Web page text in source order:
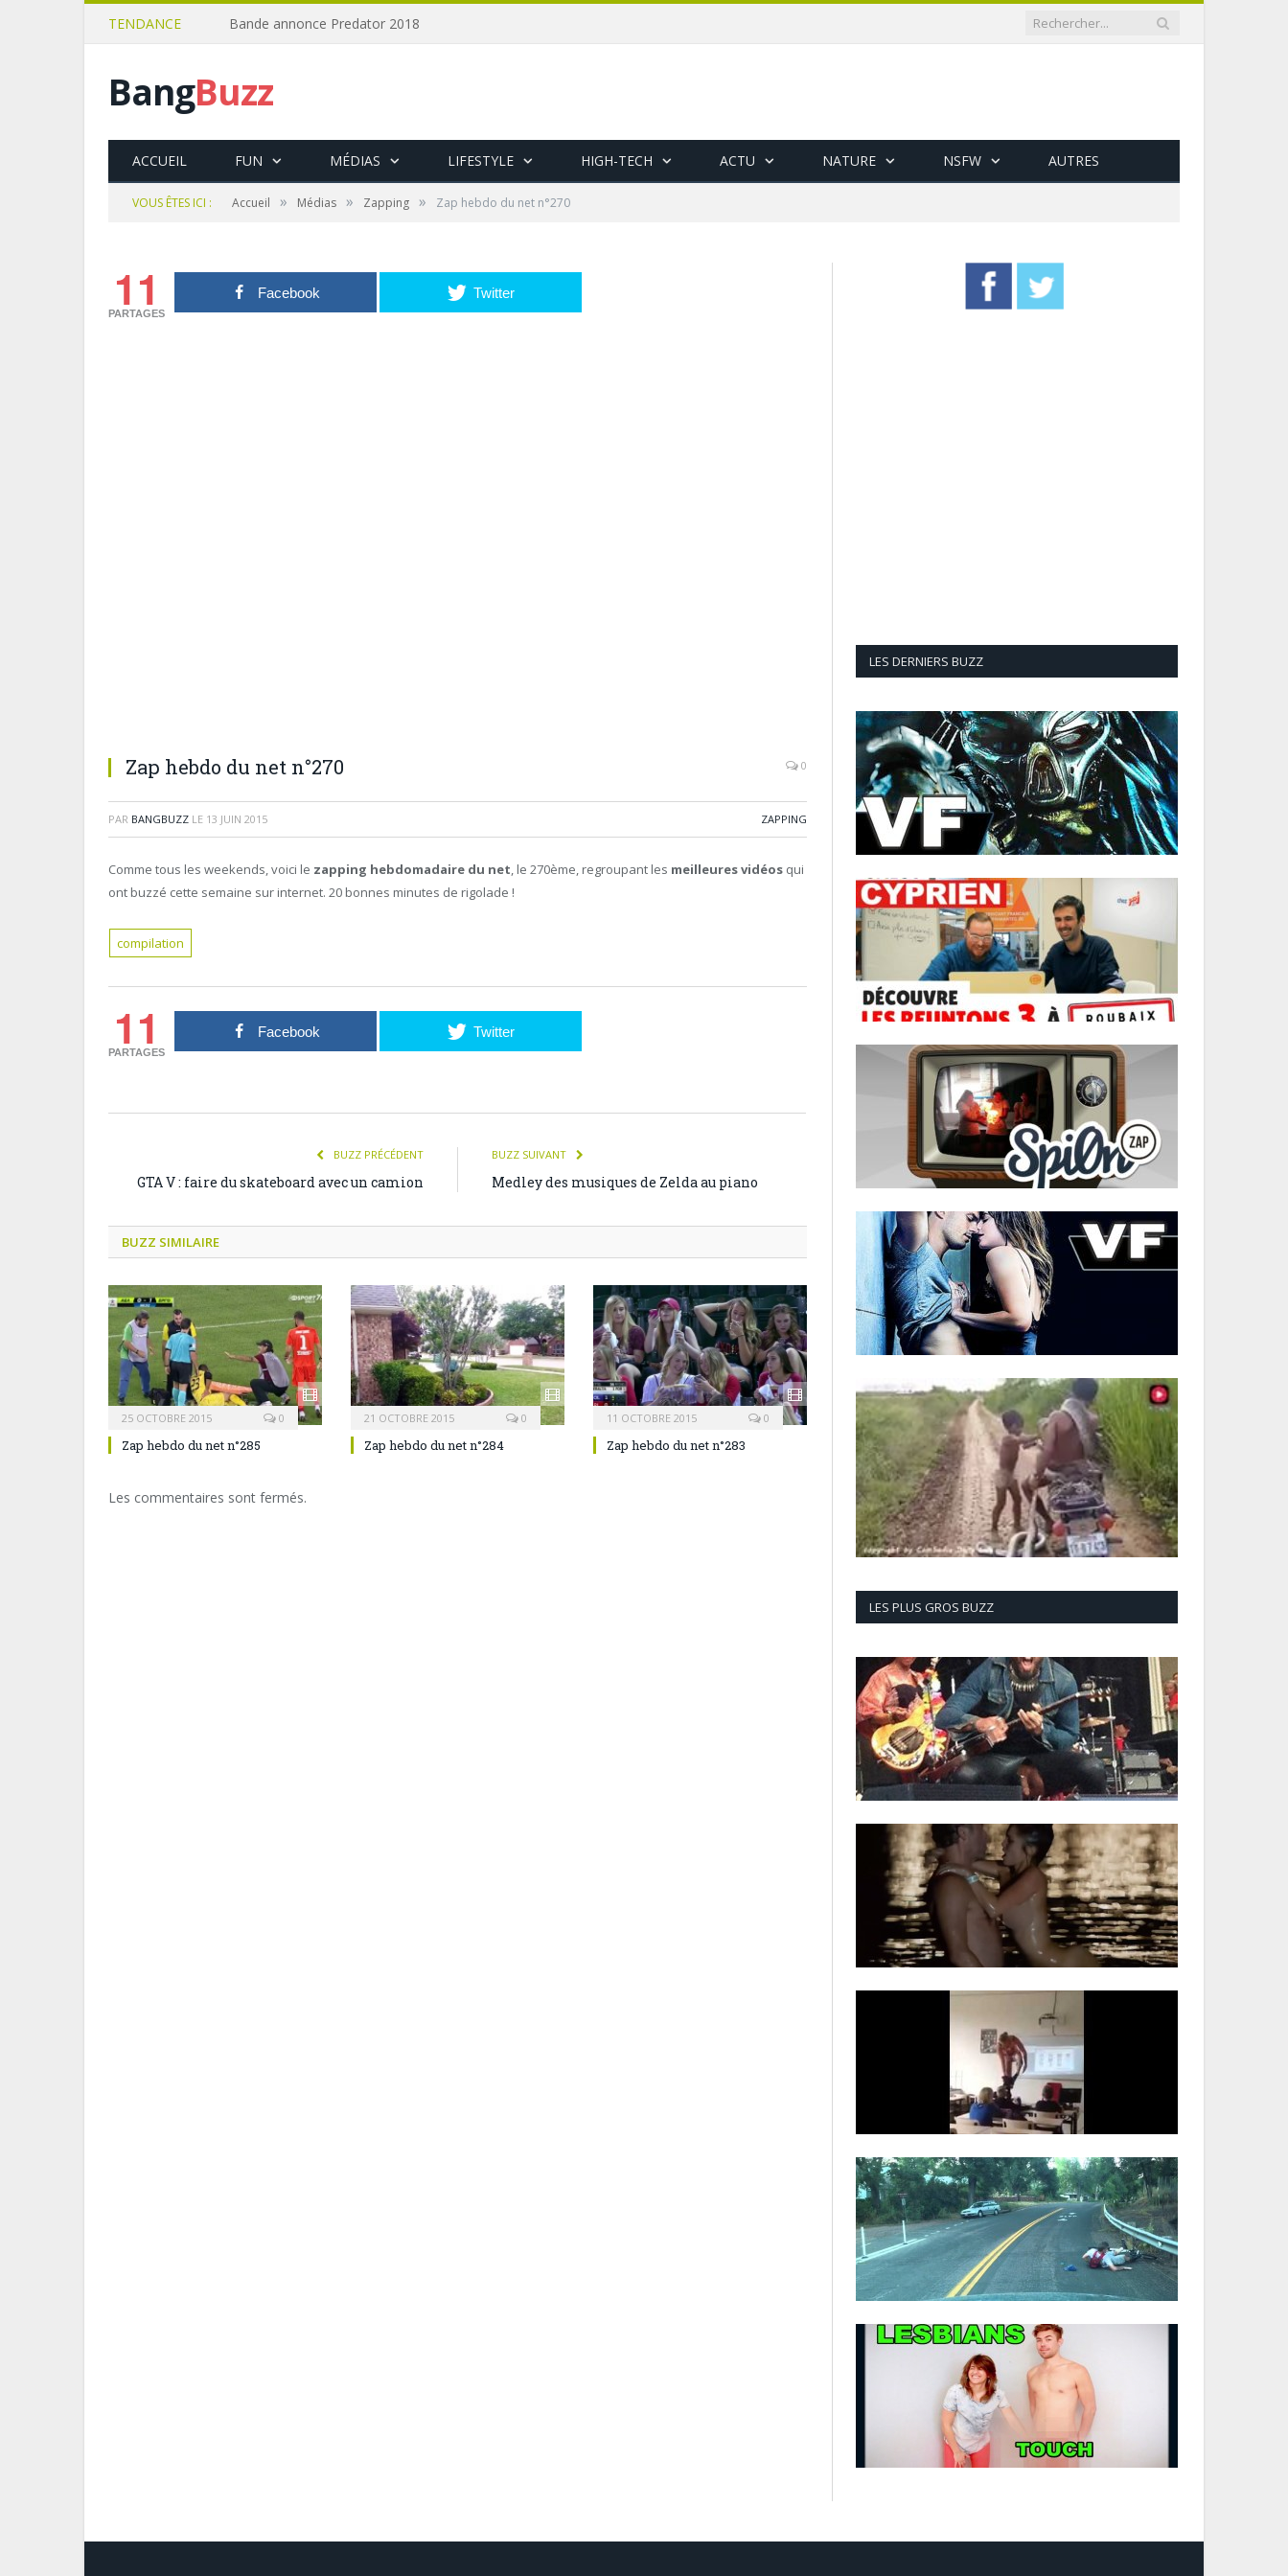
TENDANCE Bande annonce Predator 2018
BangBuzz
ACCUEIL FUN MÉDIAS LIFESTYLE HIGH-TECH ACTU NATURE NSFW AUTRES
VOUS ÊTES ICI : Accueil » Médias » Zapping » Zap hebdo du net n°270
11
PARTAGES
Facebook Twitter
Zap hebdo du net n°270 0
PAR BANGBUZZ LE 13 JUIN 2015 ZAPPING
Comme tous les weekends, voici le zapping hebdomadaire du net, le 270ème, regroupant les meilleures vidéos qui
ont buzzé cette semaine sur internet. 20 bonnes minutes de rigolade !
compilation
11
PARTAGES
Facebook Twitter
BUZZ PRÉCÉDENT
GTA V : faire du skateboard avec un camion
BUZZ SUIVANT
Medley des musiques de Zelda au piano
BUZZ SIMILAIRE
25 OCTOBRE 2015 0
Zap hebdo du net n°285
21 OCTOBRE 2015 0
Zap hebdo du net n°284
11 OCTOBRE 2015 0
Zap hebdo du net n°283
Les commentaires sont fermés.
LES DERNIERS BUZZ
LES PLUS GROS BUZZ